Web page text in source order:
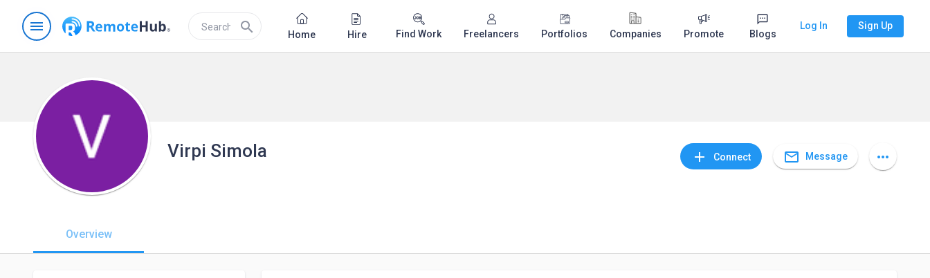
menu search Home Hire Find Work Freelancers Portfolios Companies Promote Blogs
Log In Sign Up
Virpi Simola add Connect mail_outline Message more_horiz
Overview